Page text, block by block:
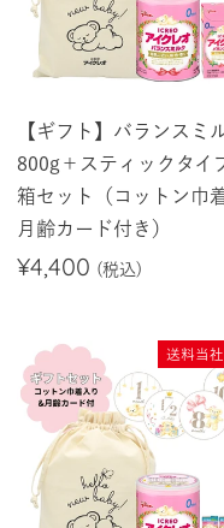
【ギフト】バランスミ
800g＋スティックタイ
箱セット（コットン巾
月齢カード付き）
¥4,400
送料当